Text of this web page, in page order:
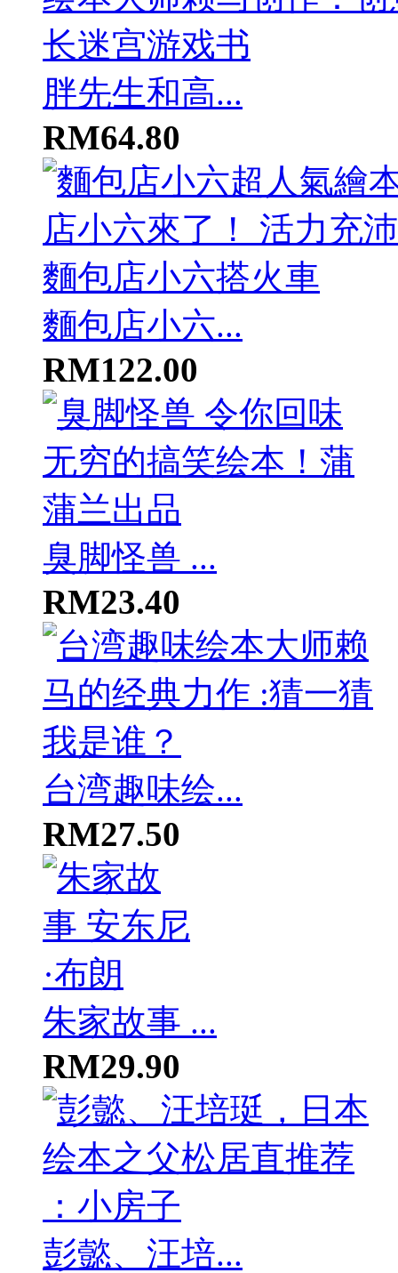
胖先生和高...
RM64.80
麵包店小六...
RM122.00
臭脚怪兽 ...
RM23.40
台湾趣味绘...
RM27.50
朱家故事 ...
RM29.90
彭懿、汪培...